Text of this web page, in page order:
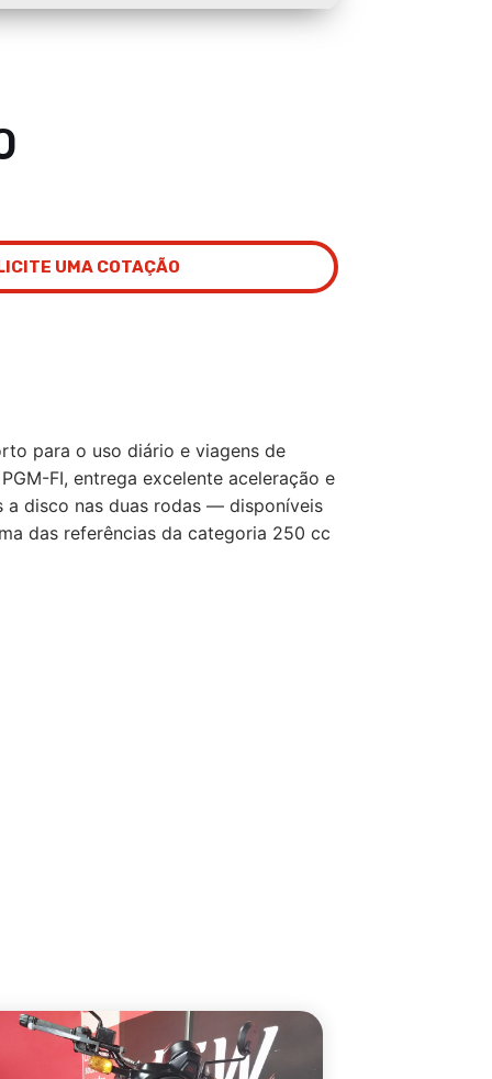
UMA COTAÇÃO
para o uso diário e viagens de
FI, entrega excelente aceleração e
a disco nas duas rodas — disponíveis
das referências da categoria 250 cc